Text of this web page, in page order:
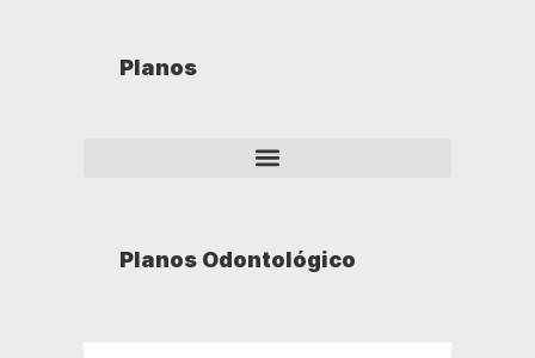
Planos
Planos Odontológico